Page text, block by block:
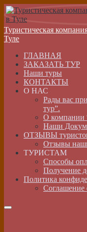
Туристическая
Туле
ГЛАВНАЯ
ЗАКАЗАТЬ ТУР
Наши туры
КОНТАКТЫ
О НАС
Рады вас
тур”.
О компании
Наши
ОТЗЫВЫ
Отзывы
ТУРИСТАМ
Способы
Получение
Политика
Соглашение